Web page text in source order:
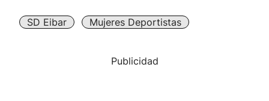
SD Eibar Mujeres Deportistas
Publicidad